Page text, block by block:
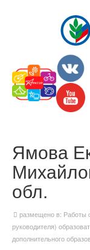
Ямова
обл.
размещено в: Работы
руководителя)
дополнительного